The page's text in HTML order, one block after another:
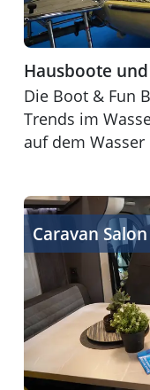
Hausboote
Die Boot & Fun
Trends im
auf dem
Mobiles Reisen
Caravan